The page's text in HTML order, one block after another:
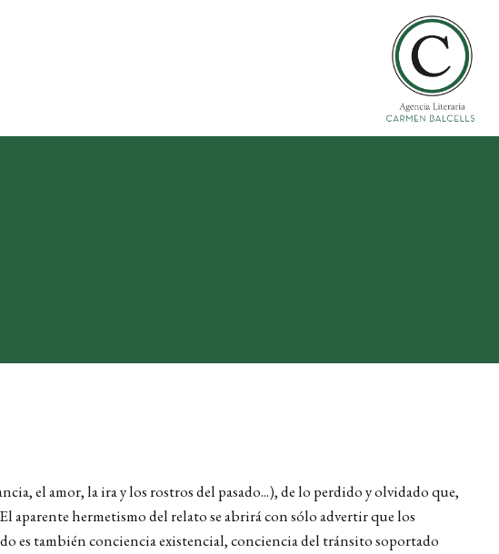
el amor, la ira y los rostros del pasado...), de lo perdido y olvidado que,
aparente hermetismo del relato se abrirá con sólo advertir que los
es también conciencia existencial, conciencia del tránsito soportado